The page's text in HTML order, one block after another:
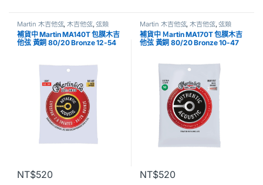
Martin 木吉他弦,木吉他弦,弦類
補貨中 Martin MA140T 包膜木吉
他弦 黃銅 80/20 Bronze 12-54
NT$520
Martin 木吉他弦,木吉他弦,弦類
補貨中 Ｍartin MA170T 包膜木吉
他弦 黃銅 80/20 Bronze 10-47
NT$520